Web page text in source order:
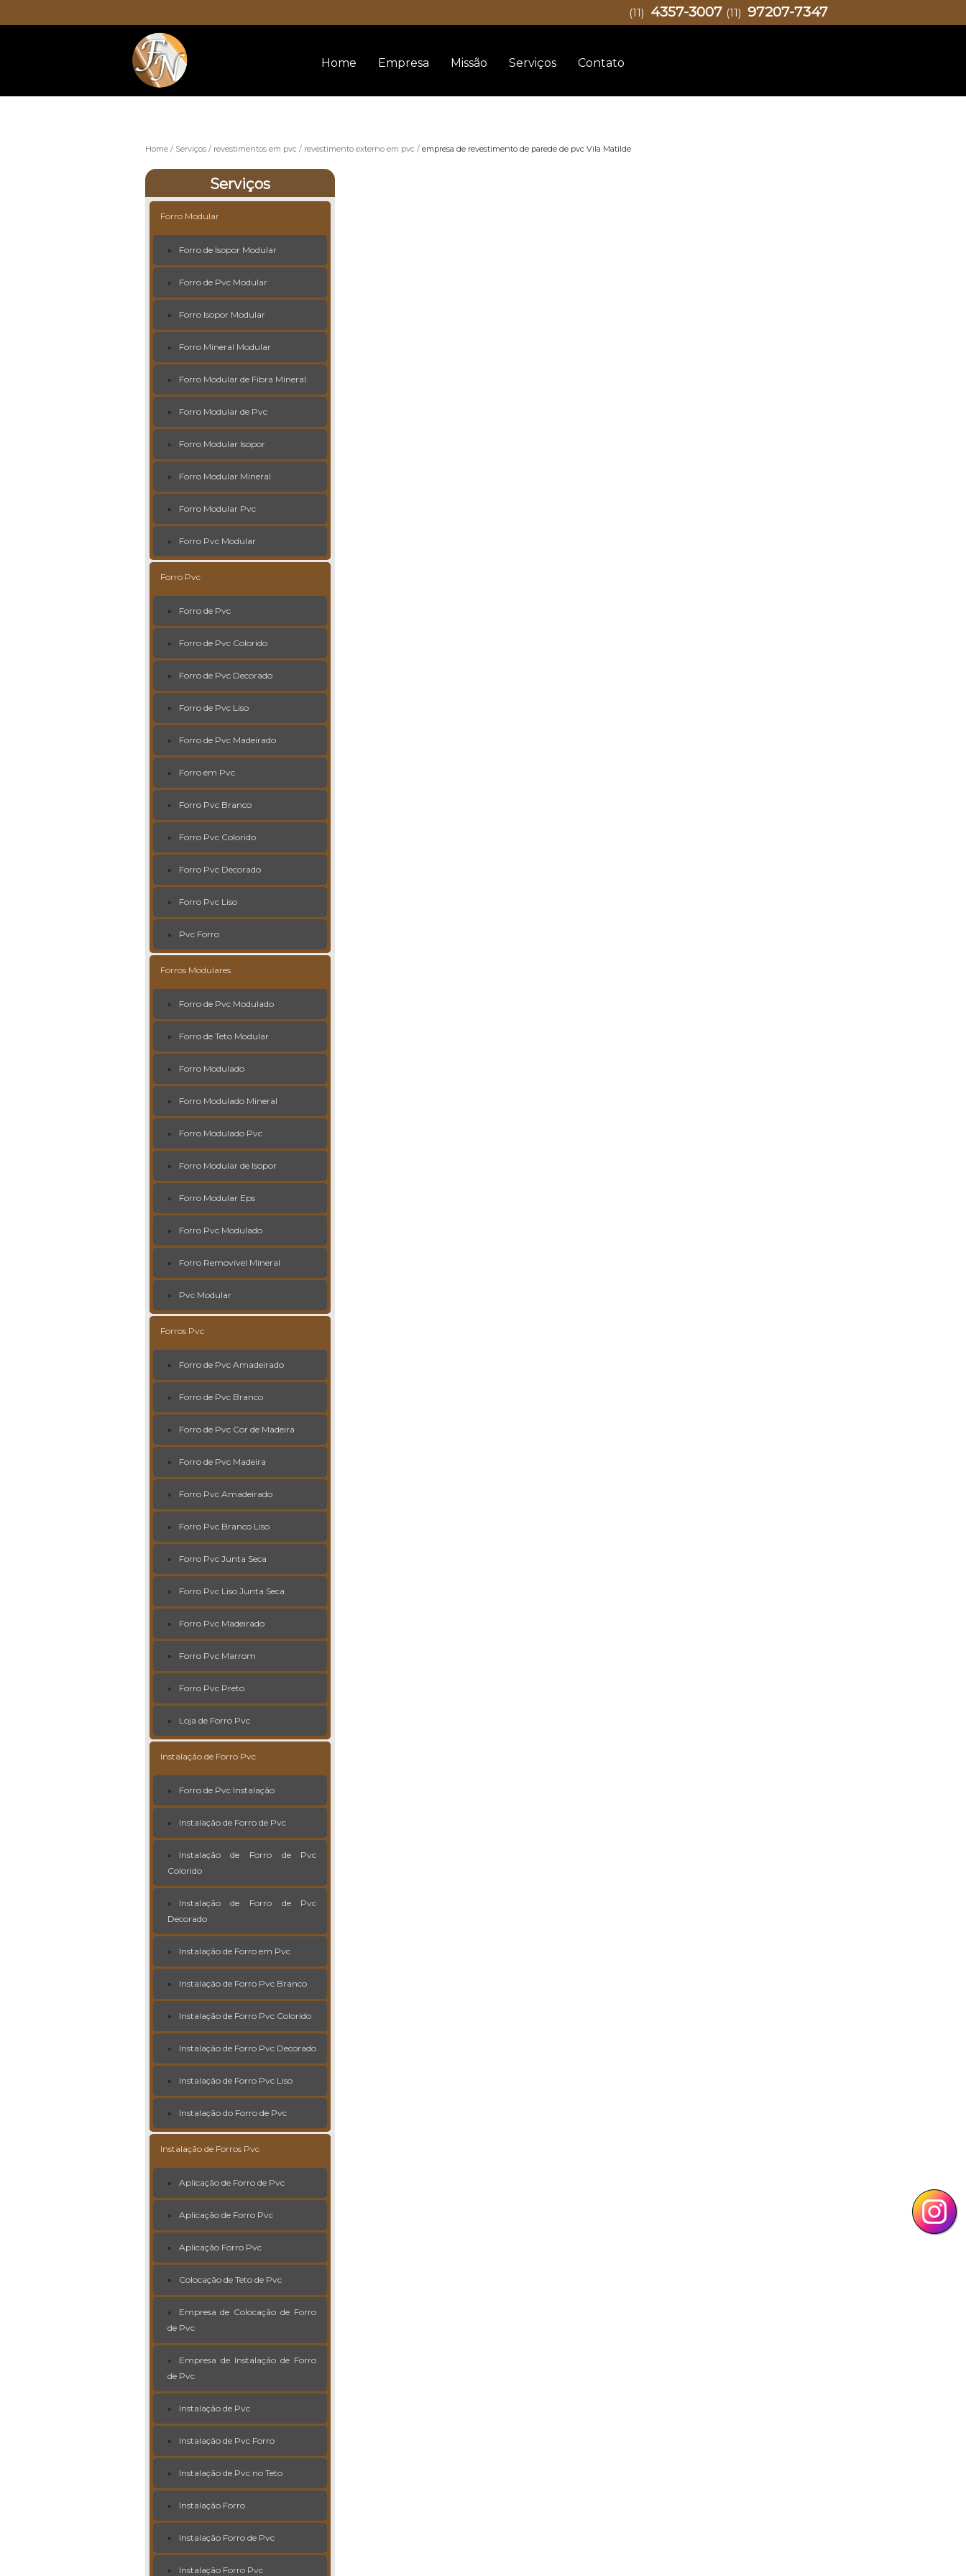
Home Empresa Missão Serviços Contato
(11) 4357-3007 (11) 97207-7347
Home Serviços revestimentos em pvc revestimento externo em pvc empresa de revestimento de parede de pvc Vila Matilde
Serviços
Forro Modular
Forro de Isopor Modular
Forro de Pvc Modular
Forro Isopor Modular
Forro Mineral Modular
Forro Modular de Fibra Mineral
Forro Modular de Pvc
Forro Modular Isopor
Forro Modular Mineral
Forro Modular Pvc
Forro Pvc Modular
Forro Pvc
Forro de Pvc
Forro de Pvc Colorido
Forro de Pvc Decorado
Forro de Pvc Liso
Forro de Pvc Madeirado
Forro em Pvc
Forro Pvc Branco
Forro Pvc Colorido
Forro Pvc Decorado
Forro Pvc Liso
Pvc Forro
Forros Modulares
Forro de Pvc Modulado
Forro de Teto Modular
Forro Modulado
Forro Modulado Mineral
Forro Modulado Pvc
Forro Modular de Isopor
Forro Modular Eps
Forro Pvc Modulado
Forro Removível Mineral
Pvc Modular
Forros Pvc
Forro de Pvc Amadeirado
Forro de Pvc Branco
Forro de Pvc Cor de Madeira
Forro de Pvc Madeira
Forro Pvc Amadeirado
Forro Pvc Branco Liso
Forro Pvc Junta Seca
Forro Pvc Liso Junta Seca
Forro Pvc Madeirado
Forro Pvc Marrom
Forro Pvc Preto
Loja de Forro Pvc
Instalação de Forro Pvc
Forro de Pvc Instalação
Instalação de Forro de Pvc
Instalação de Forro de Pvc
Colorido
Instalação de Forro de Pvc
Decorado
Instalação de Forro em Pvc
Instalação de Forro Pvc Branco
Instalação de Forro Pvc Colorido
Instalação de Forro Pvc Decorado
Instalação de Forro Pvc Liso
Instalação do Forro de Pvc
Instalação de Forros Pvc
Aplicação de Forro de Pvc
Aplicação de Forro Pvc
Aplicação Forro Pvc
Colocação de Teto de Pvc
Empresa de Colocação de Forro
de Pvc
Empresa de Instalação de Forro
de Pvc
Instalação de Pvc
Instalação de Pvc Forro
Instalação de Pvc no Teto
Instalação Forro
Instalação Forro de Pvc
Instalação Forro Pvc